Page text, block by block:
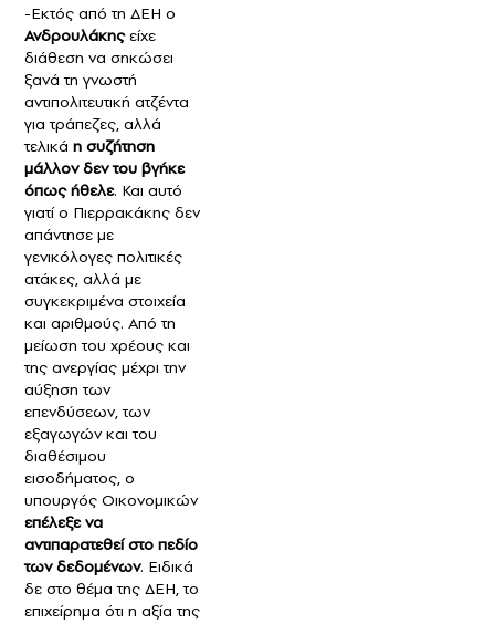
-Εκτός από τη ΔΕΗ ο
Ανδρουλάκηςείχε
διάθεση να σηκώσει
ξανά τη γνωστή
αντιπολιτευτική ατζέντα
για τράπεζες, αλλά
τελικά η συζήτηση
μάλλον δεν του βγήκε
όπως ήθελε. Και αυτό
γιατί ο Πιερρακάκης δεν
απάντησε με
γενικόλογες πολιτικές
ατάκες, αλλά με
συγκεκριμένα στοιχεία
και αριθμούς. Από τη
μείωση του χρέους και
της ανεργίας μέχρι την
αύξηση των
επενδύσεων, των
εξαγωγών και του
διαθέσιμου
εισοδήματος, ο
υπουργός Οικονομικών
επέλεξε να
αντιπαρατεθεί στο πεδίο
των δεδομένων. Ειδικά
δε στο θέμα της ΔΕΗ, το
επιχείρημα ότι η αξία της